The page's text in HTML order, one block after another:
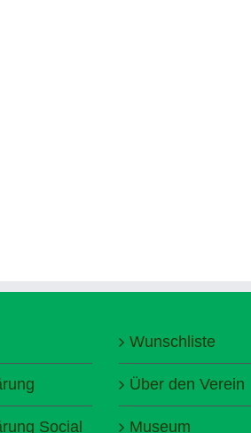
Social
Wunschliste
Über den Verein
Museum